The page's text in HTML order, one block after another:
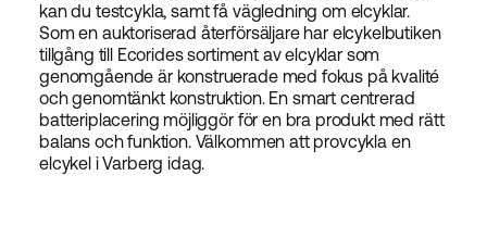
kan du testcykla, samt få vägledning om elcyklar.
Som en auktoriserad återförsäljare har elcykelbutiken
tillgång till Ecorides sortiment av elcyklar som
genomgående är konstruerade med fokus på kvalité
och genomtänkt konstruktion. En smart centrerad
batteriplacering möjliggör för en bra produkt med rätt
balans och funktion. Välkommen att provcykla en
elcykel i Varberg idag.